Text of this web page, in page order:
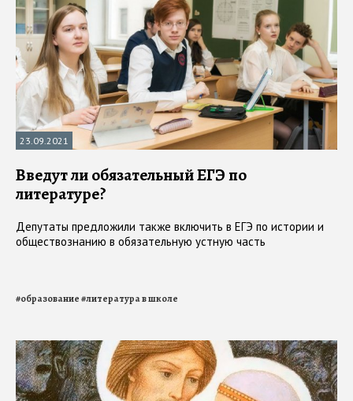
23.09.2021
Введут ли обязательный ЕГЭ по
литературе?
Депутаты предложили также включить в ЕГЭ по истории и
обществознанию в обязательную устную часть
#образование#литература в школе